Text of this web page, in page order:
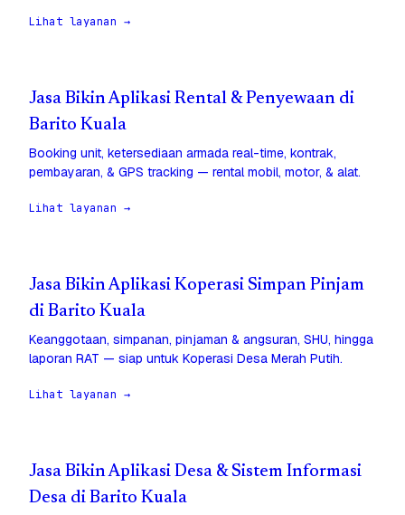
Lihat layanan →
Jasa Bikin Aplikasi Rental & Penyewaan di
Barito Kuala
Booking unit, ketersediaan armada real-time, kontrak,
pembayaran, & GPS tracking — rental mobil, motor, & alat.
Lihat layanan →
Jasa Bikin Aplikasi Koperasi Simpan Pinjam
di Barito Kuala
Keanggotaan, simpanan, pinjaman & angsuran, SHU, hingga
laporan RAT — siap untuk Koperasi Desa Merah Putih.
Lihat layanan →
Jasa Bikin Aplikasi Desa & Sistem Informasi
Desa di Barito Kuala